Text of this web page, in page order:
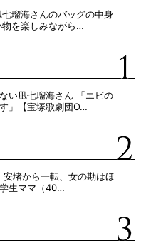
瑠海さんのバッグの中身
を楽しみながら…
い凪七瑠海さん 「エビの
」【宝塚歌劇団O…
堵から一転、女の勘はほ
生ママ（40…